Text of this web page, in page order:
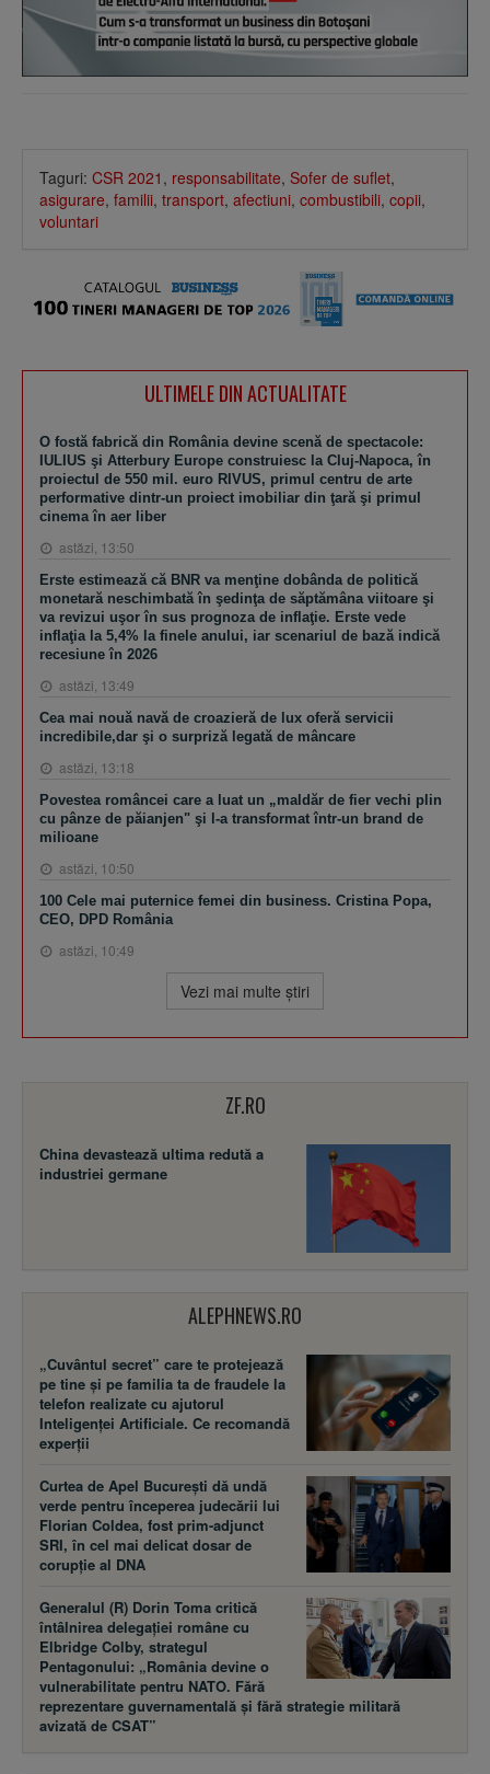
Taguri: CSR 2021 , responsabilitate, Sofer de suflet,
asigurare, familii, transport, afectiuni, combustibili, copii,
voluntari
ULTIMELE DIN ACTUALITATE
O fostă fabrică din România devine scenă de spectacole:
IULIUS şi Atterbury Europe construiesc la Cluj-Napoca, în
proiectul de 550 mil. euro RIVUS, primul centru de arte
performative dintr-un proiect imobiliar din ţară şi primul
cinema în aer liber
astăzi, 13:50
Erste estimează că BNR va menţine dobânda de politică
monetară neschimbată în şedinţa de săptămâna viitoare şi
va revizui uşor în sus prognoza de inflaţie. Erste vede
inflaţia la 5,4% la finele anului, iar scenariul de bază indică
recesiune în 2026
astăzi, 13:49
Cea mai nouă navă de croazieră de lux oferă servicii
incredibile,dar şi o surpriză legată de mâncare
astăzi, 13:18
Povestea româncei care a luat un „maldăr de fier vechi plin
cu pânze de păianjen" şi l-a transformat într-un brand de
milioane
astăzi, 10:50
100 Cele mai puternice femei din business. Cristina Popa,
CEO, DPD România
astăzi, 10:49
Vezi mai multe ştiri
ZF.RO
China devastează ultima redută a
industriei germane
ALEPHNEWS.RO
„Cuvântul secret” care te protejează
pe tine și pe familia ta de fraudele la
telefon realizate cu ajutorul
Inteligenței Artificiale. Ce recomandă
experții
Curtea de Apel București dă undă
verde pentru începerea judecării lui
Florian Coldea, fost prim-adjunct
SRI, în cel mai delicat dosar de
corupție al DNA
Generalul (R) Dorin Toma critică
întâlnirea delegației române cu
Elbridge Colby, strategul
Pentagonului: „România devine o
vulnerabilitate pentru NATO. Fără
reprezentare guvernamentală și fără strategie militară
avizată de CSAT”